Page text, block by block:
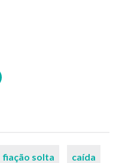
fiação solta caída